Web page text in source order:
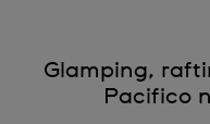
Glamping,
Pacifico